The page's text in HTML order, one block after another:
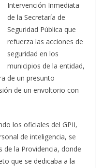
Intervención Inmediata
de la Secretaría de
Seguridad Pública que
refuerza las acciones de
seguridad en los
municipios de la entidad,
de un presunto
de un envoltorio con
los oficiales del GPII,
de inteligencia, se
de la Providencia, donde
que se dedicaba a la